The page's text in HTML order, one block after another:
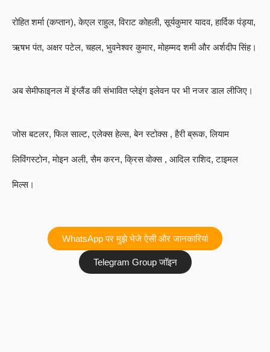
रोहित शर्मा (कप्तान), केएल राहुल, विराट कोहली, सूर्यकुमार यादव, हार्दिक पंड्या,
ऋषभ पंत, अक्षर पटेल, चहल, भुवनेश्वर कुमार, मोहम्मद शमी और अर्शदीप सिंह।
अब सेमीफाइनल में इंग्लैंड की संभावित प्लेइंग इलेवन पर भी नजर डाल लीजिए।
जोस बटलर, फिल साल्ट, एलेक्स हेल्स, बेन स्टोक्स , हैरी ब्रूक, लियाम
लिविंगस्टोन, मोइन अली, सैम करन, क्रिस वोक्स , आदिल राशिद, टाइमल
मिल्स।
WhatsApp पर मुझे भेजे ऐसी और जानकारियां
Telegram Group जॉइन